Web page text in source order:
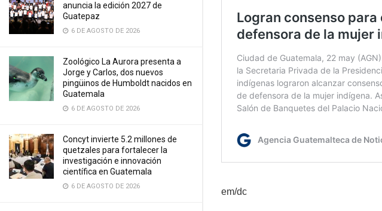
anuncia la edición 2027 de
Guatepaz
6 DE AGOSTO DE 2026
Zoológico La Aurora presenta a
Jorge y Carlos, dos nuevos
pingüinos de Humboldt nacidos en
Guatemala
6 DE AGOSTO DE 2026
Concyt invierte 5.2 millones de
quetzales para fortalecer la
investigación e innovación
científica en Guatemala
6 DE AGOSTO DE 2026
em/dc